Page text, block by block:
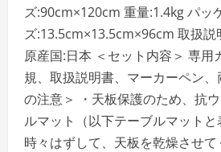
90cm×90cm
ACH63569
の
細
を
ご
覧
く
だ
さ
い
ズ:90cm×120cm 重量:1.4kg パッ
ズ:13.5cm×13.5cm×96cm 取扱説
原産国:日本 ＜セット内容＞ 専用
規、取扱説明書、マーカーペン
の注意＞ ・天板保護のため、抗
ルマット（以下テーブルマット
時々はずして、天板を乾燥させ